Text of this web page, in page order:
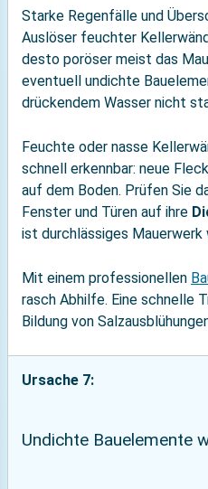
Starke Regenfälle und
Auslöser feuchter
desto poröser meist das
eventuell undichte
drückendem Wasser nicht
Feuchte oder nasse
schnell erkennbar: neue
auf dem Boden. Prüfen Sie
Fenster und Türen auf ihre
ist durchlässiges Mauerwerk
Mit einem professionellen
rasch Abhilfe. Eine schnelle
Bildung von
Ursache 7:
Undichte Bauelemente